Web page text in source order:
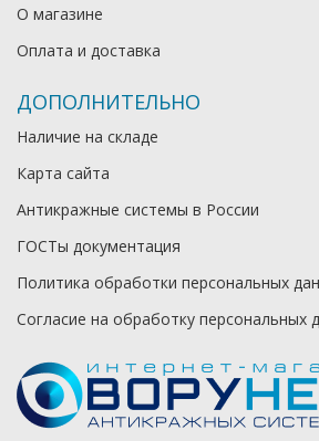
О магазине
Оплата и доставка
ДОПОЛНИТЕЛЬНО
Наличие на складе
Карта сайта
Антикражные системы в России
ГОСТы документация
Политика обработки персональных
Согласие на обработку персональных